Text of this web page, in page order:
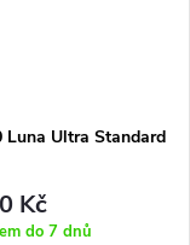
Luna Ultra Standard
Kč
do 7 dnů